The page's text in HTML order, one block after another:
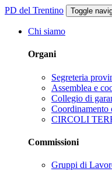
PD del Trentino Toggle
Chi siamo
Organi
Segreteria
Assemblea e
Collegio di
CIRCOLI
Commissioni
Gruppi di